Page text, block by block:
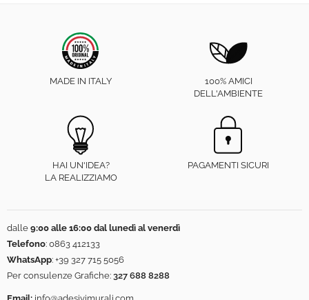
MADE IN ITALY
100% AMICI
DELL'AMBIENTE
HAI UN'IDEA?
LA REALIZZIAMO
PAGAMENTI SICURI
dalle 9:00 alle 16:00 dal lunedì al venerdì
Telefono: 0863 412133
WhatsApp: +39 327 715 5056
Per consulenze Grafiche: 327 688 8288